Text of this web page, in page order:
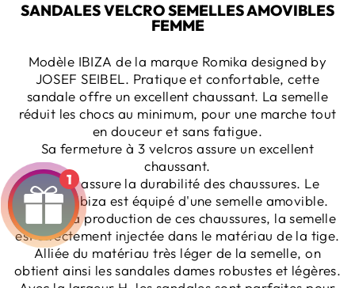
SANDALES VELCRO SEMELLES AMOVIBLES
FEMME
Modèle IBIZA de la marque Romika designed by
JOSEF SEIBEL. Pratique et confortable, cette
sandale offre un excellent chaussant. La semelle
réduit les chocs au minimum, pour une marche tout
en douceur et sans fatigue.
Sa fermeture à 3 velcros assure un excellent
chaussant.
Le cuir assure la durabilité des chaussures. Le
modèle Ibiza est équipé d'une semelle amovible.
Lors de la production de ces chaussures, la semelle
est directement injectée dans le matériau de la tige.
Alliée du matériau très léger de la semelle, on
obtient ainsi les sandales dames robustes et légères.
1